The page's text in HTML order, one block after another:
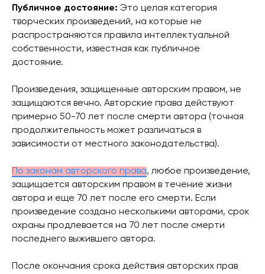
Публичное достояние: Это целая категория
творческих произведений, на которые не
распространяются правила интеллектуальной
собственности, известная как публичное
достояние.
Произведения, защищенные авторским правом, не
защищаются вечно. Авторские права действуют
примерно 50-70 лет после смерти автора (точная
продолжительность может различаться в
зависимости от местного законодательства).
По законам авторского права, любое произведение,
защищается авторским правом в течение жизни
автора и еще 70 лет после его смерти. Если
произведение создано несколькими авторами, срок
охраны продлевается на 70 лет после смерти
последнего выжившего автора.
После окончания срока действия авторских прав